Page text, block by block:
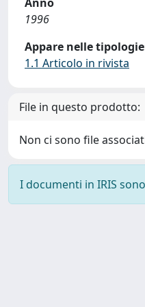
1996
Appare nelle
1.1 Articolo in rivista
File in questo prodotto:
Non ci sono file
I documenti in IRIS